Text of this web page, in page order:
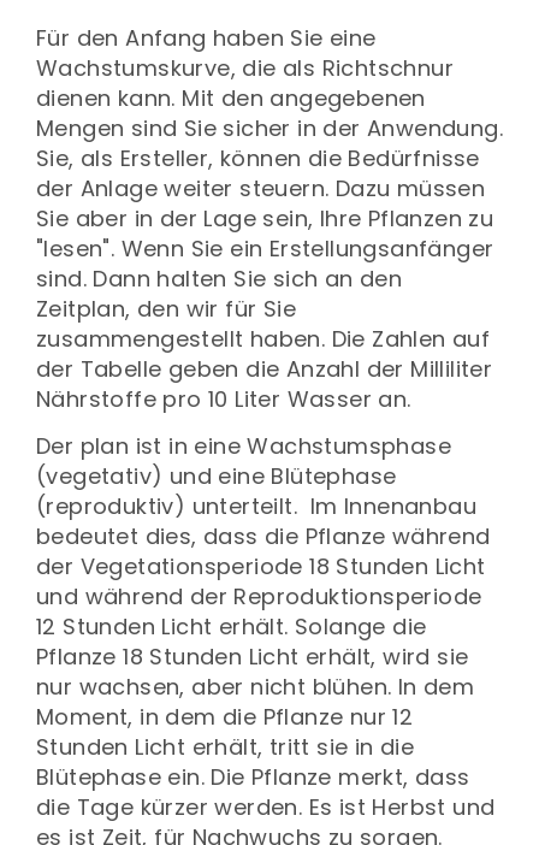
Für den Anfang haben Sie eine
Wachstumskurve, die als Richtschnur
dienen kann. Mit den angegebenen
Mengen sind Sie sicher in der Anwendung.
Sie, als Ersteller, können die Bedürfnisse
der Anlage weiter steuern. Dazu müssen
Sie aber in der Lage sein, Ihre Pflanzen zu
"lesen". Wenn Sie ein Erstellungsanfänger
sind. Dann halten Sie sich an den
Zeitplan, den wir für Sie
zusammengestellt haben. Die Zahlen auf
der Tabelle geben die Anzahl der Milliliter
Nährstoffe pro 10 Liter Wasser an.
Der plan ist in eine Wachstumsphase
(vegetativ) und eine Blütephase
(reproduktiv) unterteilt. Im Innenanbau
bedeutet dies, dass die Pflanze während
der Vegetationsperiode 18 Stunden Licht
und während der Reproduktionsperiode
12 Stunden Licht erhält. Solange die
Pflanze 18 Stunden Licht erhält, wird sie
nur wachsen, aber nicht blühen. In dem
Moment, in dem die Pflanze nur 12
Stunden Licht erhält, tritt sie in die
Blütephase ein. Die Pflanze merkt, dass
die Tage kürzer werden. Es ist Herbst und
es ist Zeit, für Nachwuchs zu sorgen.